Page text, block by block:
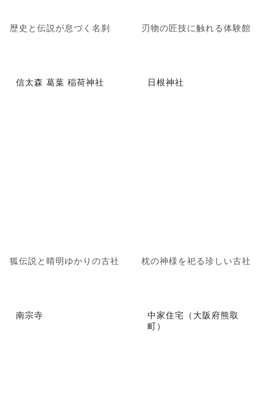
歴史と伝説が息づく名刹 刃物の匠技に触れる体験館
信太森 葛葉 稲荷神社
狐伝説と晴明ゆかりの古社
日根神社
枕の神様を祀る珍しい古社
南宗寺
中家住宅（大阪府熊取
町）